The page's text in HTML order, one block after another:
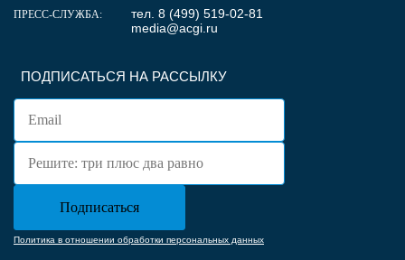
ПОДПИСАТЬСЯ НА РАССЫЛКУ
Политика в отношении обработки персональных данных
ПРЕСС-СЛУЖБА:
тел. 8 (499) 519-02-81
media@acgi.ru